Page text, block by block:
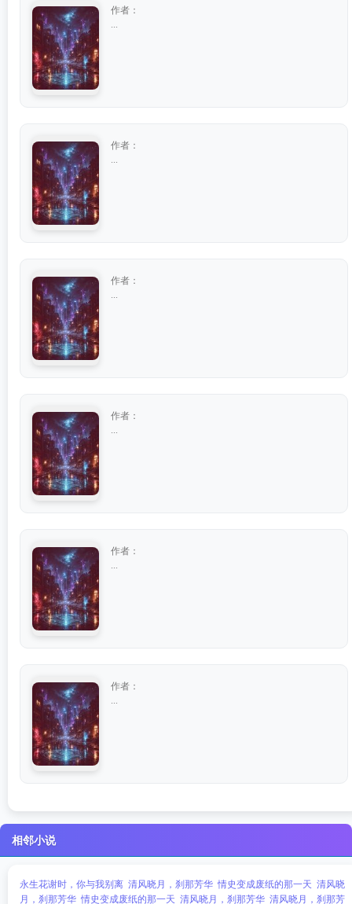
作者：
作者：
作者：
作者：
作者：
作者：
相邻小说
永生花谢时，你与我别离 清风晓月，刹那芳华 情史变成废纸的那一天 清风晓
月，刹那芳华 情史变成废纸的那一天 清风晓月，刹那芳华 清风晓月，刹那芳